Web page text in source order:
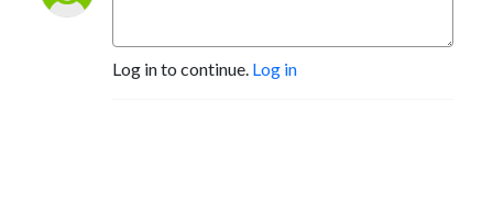
Log in to continue. Log in